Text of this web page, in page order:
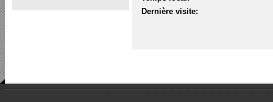
Dernière visite: